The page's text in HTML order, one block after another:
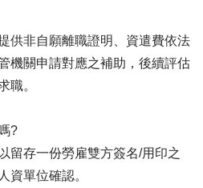
供非自願離職證明、資遣費依法
機關申請對應之補助，後續評估
職。
?
留存一份勞雇雙方簽名/用印之
資單位確認。